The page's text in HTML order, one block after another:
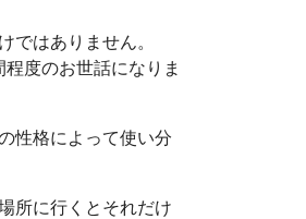
ではありません。
度のお世話になりま
性格によって使い分
所に行くとそれだけ